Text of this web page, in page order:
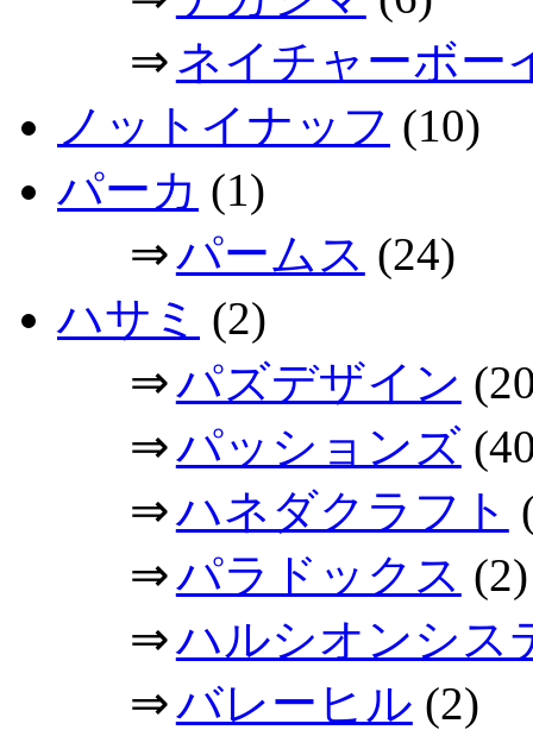
⇒ ネイチャーボー
ノットイナッフ (10)
パーカ (1)
⇒パームス (24)
ハサミ (2)
⇒パズデザイン
⇒パッションズ
⇒ハネダクラフト
⇒パラドックス (2)
⇒ハルシオンシス
⇒バレーヒル (2)